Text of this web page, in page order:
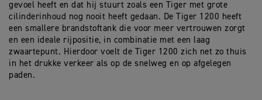
gevoel heeft en dat hij stuurt zoals een Tiger met grote
cilinderinhoud nog nooit heeft gedaan. De Tiger 1200 heeft
een smallere brandstoftank die voor meer vertrouwen zorgt
en een ideale rijpositie, in combinatie met een laag
zwaartepunt. Hierdoor voelt de Tiger 1200 zich net zo thuis
in het drukke verkeer als op de snelweg en op afgelegen
paden.